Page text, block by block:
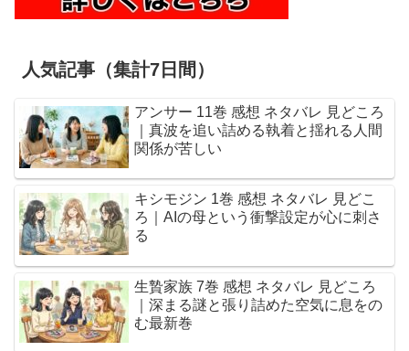
人気記事（集計7日間）
アンサー 11巻 感想 ネタバレ 見どころ
｜真波を追い詰める執着と揺れる人間
関係が苦しい
キシモジン 1巻 感想 ネタバレ 見どこ
ろ｜AIの母という衝撃設定が心に刺さ
る
生贄家族 7巻 感想 ネタバレ 見どころ
｜深まる謎と張り詰めた空気に息をの
む最新巻